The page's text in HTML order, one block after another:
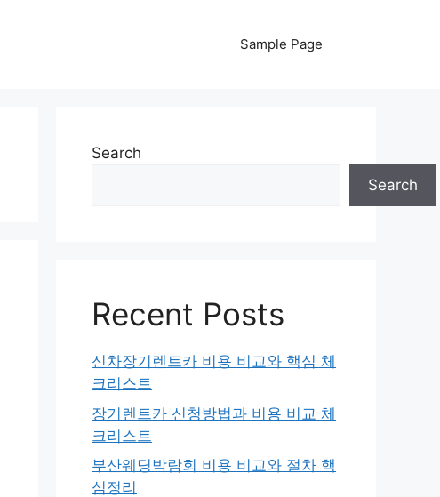
Sample Page
Search
Search
Recent Posts
신차장기렌트카 비용 비교와 핵심 체
크리스트
장기렌트카 신청방법과 비용 비교 체
크리스트
부산웨딩박람회 비용 비교와 절차 핵
심정리